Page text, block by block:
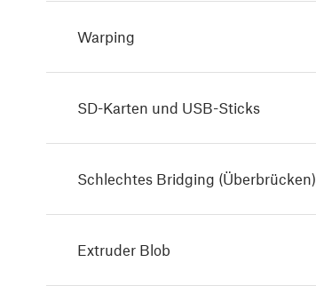
Warping
SD-Karten und USB-Sticks
Schlechtes Bridging (Überbrücken)
Extruder Blob